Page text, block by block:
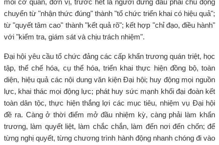
mỗi cơ quan, đơn vị, trước hết là người đứng đầu phải chủ động
chuyển từ "nhận thức đúng" thành "tổ chức triển khai có hiệu quả";
từ "quyết tâm cao" thành "kết quả rõ"; kết hợp "chỉ đạo, điều hành"
với "kiểm tra, giám sát và chịu trách nhiệm".
Đại hội yêu cầu tổ chức đảng các cấp khẩn trương quán triệt, học
tập, thể chế hóa, cụ thể hóa, triển khai thực hiện đồng bộ, toàn
diện, hiệu quả các nội dung văn kiện Đại hội; huy động mọi nguồn
lực, khai thác mọi động lực; phát huy sức mạnh khối đại đoàn kết
toàn dân tộc, thực hiện thắng lợi các mục tiêu, nhiệm vụ Đại hội
đề ra. Càng ở thời điểm mở đầu nhiệm kỳ, càng phải làm khẩn
trương, làm quyết liệt, làm chắc chắn, làm đến nơi đến chốn; để
từng nghị quyết, từng chương trình hành động nhanh chóng đi vào